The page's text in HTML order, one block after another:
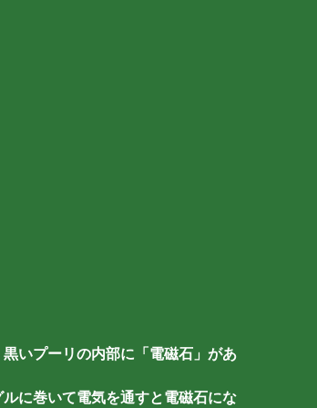
いプーリの内部に「電磁石」があ
に巻いて電気を通すと電磁石にな